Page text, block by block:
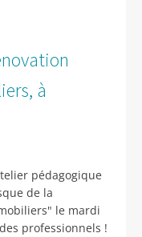
à
pédagogique
de la
le mardi
professionnels !